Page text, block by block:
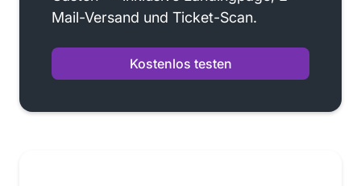
Mail-Versand und Ticket-Scan.
Kostenlos testen